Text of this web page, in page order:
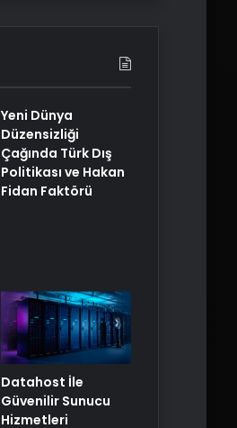
Yeni Dünya
Düzensizliği
Çağında Türk Dış
Politikası ve Hakan
Fidan Faktörü
Datahost İle
Güvenilir Sunucu
Hizmetleri